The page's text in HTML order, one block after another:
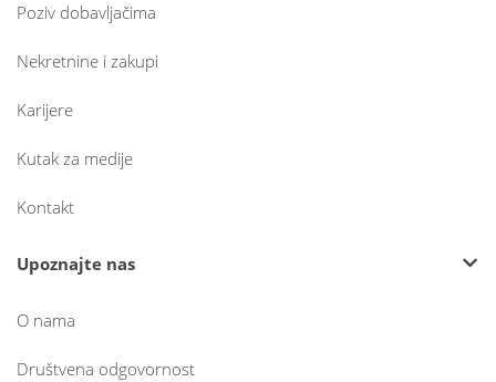
Poziv dobavljačima
Nekretnine i zakupi
Karijere
Kutak za medije
Kontakt
Upoznajte nas
O nama
Društvena odgovornost